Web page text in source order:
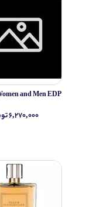
۶,۲۷۰,۰۰۰ تومان